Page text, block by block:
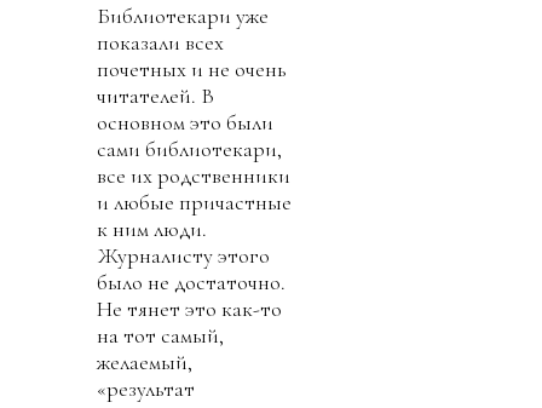
Библиотекари уже
показали всех
почетных и не очень
читателей. В
основном это были
сами библиотекари,
все их родственники
и любые причастные
к ним люди.
Журналисту этого
было не достаточно.
Не тянет это как-то
на тот самый,
желаемый,
«результат